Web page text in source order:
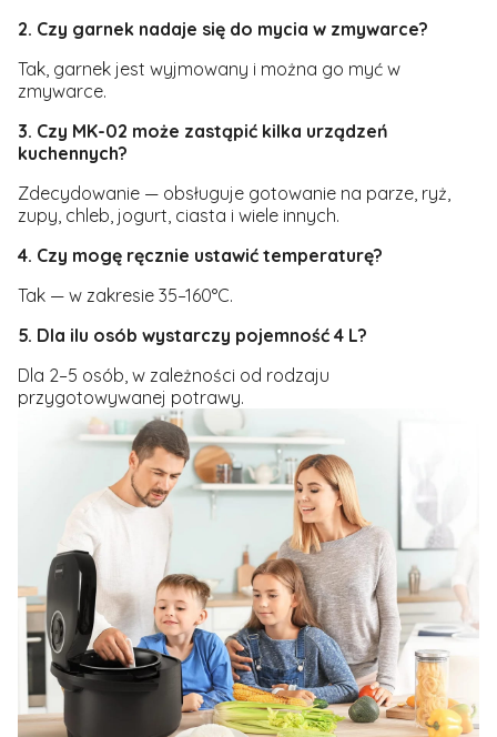
2. Czy garnek nadaje się do mycia w zmywarce?
Tak, garnek jest wyjmowany i można go myć w
zmywarce.
3. Czy MK-02 może zastąpić kilka urządzeń
kuchennych?
Zdecydowanie — obsługuje gotowanie na parze, ryż,
zupy, chleb, jogurt, ciasta i wiele innych.
4. Czy mogę ręcznie ustawić temperaturę?
Tak — w zakresie 35–160°C.
5. Dla ilu osób wystarczy pojemność 4 L?
Dla 2–5 osób, w zależności od rodzaju
przygotowywanej potrawy.